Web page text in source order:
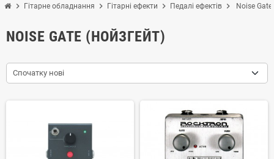
chevron_right Гітарне обладнання chevron_right Гітарні ефекти chevron_right Педалі ефектів chevron_right Noise
NOISE GATE (НОЙЗГЕЙТ)
Спочатку нові